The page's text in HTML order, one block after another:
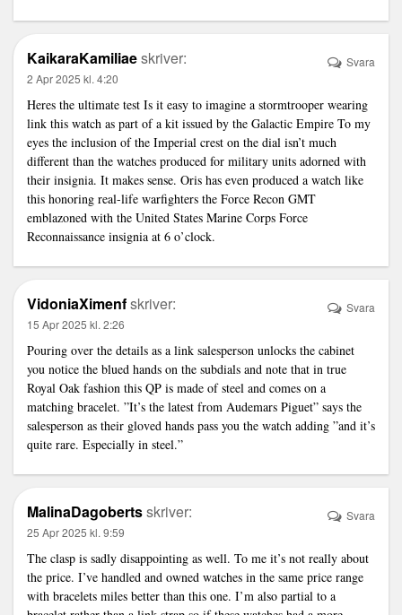
KaikaraKamiliaeskriver:
2 Apr 2025 kl. 4:20
Heres the ultimate test Is it easy to imagine a stormtrooper wearing
link this watch as part of a kit issued by the Galactic Empire To my
eyes the inclusion of the Imperial crest on the dial isn’t much
different than the watches produced for military units adorned with
their insignia. It makes sense. Oris has even produced a watch like
this honoring real-life warfighters the Force Recon GMT
emblazoned with the United States Marine Corps Force
Reconnaissance insignia at 6 o’clock.
Svara
VidoniaXimenfskriver:
15 Apr 2025 kl. 2:26
Pouring over the details as a link salesperson unlocks the cabinet
you notice the blued hands on the subdials and note that in true
Royal Oak fashion this QP is made of steel and comes on a
matching bracelet. ”It’s the latest from Audemars Piguet” says the
salesperson as their gloved hands pass you the watch adding ”and it’s
quite rare. Especially in steel.”
Svara
MalinaDagobertsskriver:
25 Apr 2025 kl. 9:59
The clasp is sadly disappointing as well. To me it’s not really about
the price. I’ve handled and owned watches in the same price range
with bracelets miles better than this one. I’m also partial to a
Svara